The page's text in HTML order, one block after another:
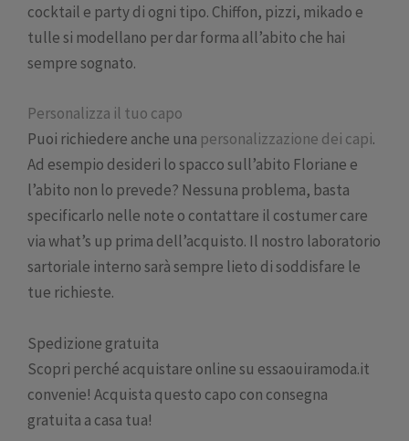
cocktail e party di ogni tipo. Chiffon, pizzi, mikado e
tulle si modellano per dar forma all’abito che hai
sempre sognato.
Personalizza il tuo capo
Puoi richiedere anche una personalizzazione dei capi.
Ad esempio desideri lo spacco sull’abito Floriane e
l’abito non lo prevede? Nessuna problema, basta
specificarlo nelle note o contattare il costumer care
via what’s up prima dell’acquisto. Il nostro laboratorio
sartoriale interno sarà sempre lieto di soddisfare le
tue richieste.
Spedizione gratuita
Scopri perché acquistare online su essaouiramoda.it
convenie! Acquista questo capo con consegna
gratuita a casa tua!